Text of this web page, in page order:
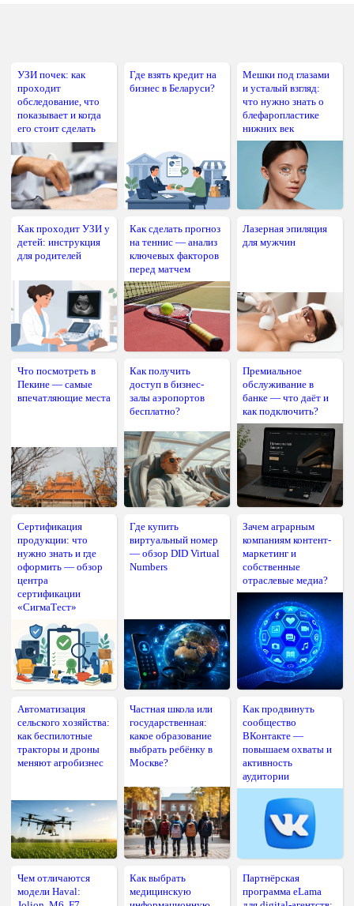
УЗИ почек: как
проходит
обследование, что
показывает и когда
его стоит сделать
Где взять кредит на
бизнес в Беларуси?
Мешки под глазами
и усталый взгляд:
что нужно знать о
блефаропластике
нижних век
Как проходит УЗИ у
детей: инструкция
для родителей
Как сделать прогноз
на теннис — анализ
ключевых факторов
перед матчем
Лазерная эпиляция
для мужчин
Что посмотреть в
Пекине — самые
впечатляющие места
Как получить
доступ в бизнес-
залы аэропортов
бесплатно?
Премиальное
обслуживание в
банке — что даёт и
как подключить?
Сертификация
продукции: что
нужно знать и где
оформить — обзор
центра
сертификации
«СигмаТест»
Где купить
виртуальный номер
— обзор DID Virtual
Numbers
Зачем аграрным
компаниям контент-
маркетинг и
собственные
отраслевые медиа?
Автоматизация
сельского хозяйства:
как беспилотные
тракторы и дроны
меняют агробизнес
Частная школа или
государственная:
какое образование
выбрать ребёнку в
Москве?
Как продвинуть
сообщество
ВКонтакте —
повышаем охваты и
активность
аудитории
Чем отличаются
модели Haval:
Как выбрать
медицинскую
Партнёрская
программа eLama